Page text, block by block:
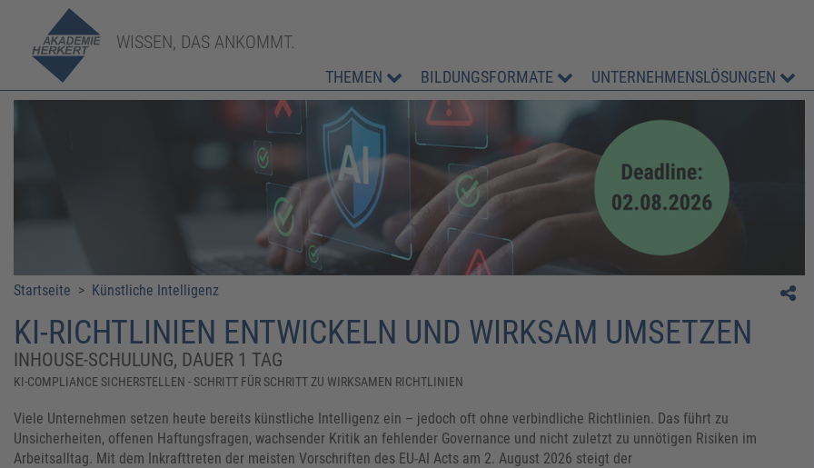
WISSEN, DAS ANKOMMT.
THEMEN BILDUNGSFORMATE UNTERNEHMENSLÖSUNGEN
Startseite > Künstliche Intelligenz
​​KI-RICHTLINIEN ENTWICKELN UND WIRKSAM UMSETZEN
INHOUSE-SCHULUNG, DAUER 1 TAG
KI-COMPLIANCE SICHERSTELLEN - SCHRITT FÜR SCHRITT ZU WIRKSAMEN RICHTLINIEN
Viele Unternehmen setzen heute bereits künstliche Intelligenz ein – jedoch oft ohne verbindliche Richtlinien. Das führt zu
Unsicherheiten, offenen Haftungsfragen, wachsender Kritik an fehlender Governance und nicht zuletzt zu unnötigen Risiken im
Arbeitsalltag. Mit dem Inkrafttreten der meisten Vorschriften des EU-AI Acts am 2. August 2026 steigt der